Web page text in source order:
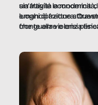
un’attività economica:
luoghi di frattura.
che guerre e crisi
sia fragile la
emancipazione
fronte alla violenza